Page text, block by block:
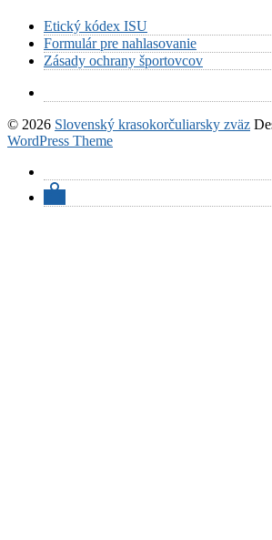
Etický kódex ISU
Formulár pre nahlasovanie
Zásady ochrany športovcov
© 2026 Slovenský krasokorčuliarsky zväz
WordPress Theme